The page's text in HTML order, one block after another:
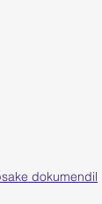
dokumendil